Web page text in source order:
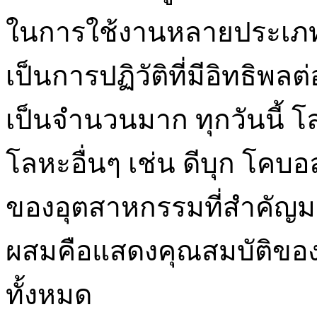
ในการใช้งานหลายประเ
เป็นการปฏิวัติที่มีอิทธิพล
เป็นจำนวนมาก ทุกวันนี้
โลหะอื่นๆ เช่น ดีบุก โคบอ
ของอุตสาหกรรมที่สำคัญ
ผสมคือแสดงคุณสมบัติขอ
ทั้งหมด